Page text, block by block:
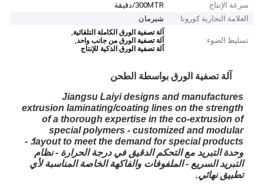
سرعة الإنتاج
300MTR/دقيقة
العلامة التجارية كورونا
شيرمان
تسليط الضوء:
آلة تصفية الورق الكاملة التلقائية,
آلة تصفية الورق من جانب واحد,
آلة تصفية الورق الذكية للإنتاج
آلة تصفية الورق بواسطة الطحن
Jiangsu Laiyi designs and manufactures
extrusion laminating/coating lines on the strength
of a thorough expertise in the co-extrusion of
special polymers - customized and modular
layout to meet the demand for special products؛ -
وحدة التبريد مع التحكم الدقيق في درجة الحرارة - نظام
التبريد السريع - الملفوفات والفاكهة الخاصة المناسبة لأي
تطبيق نهائي.